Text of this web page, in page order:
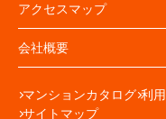
アクセスマップ
会社概要
マンションカタログ 利
サイトマップ